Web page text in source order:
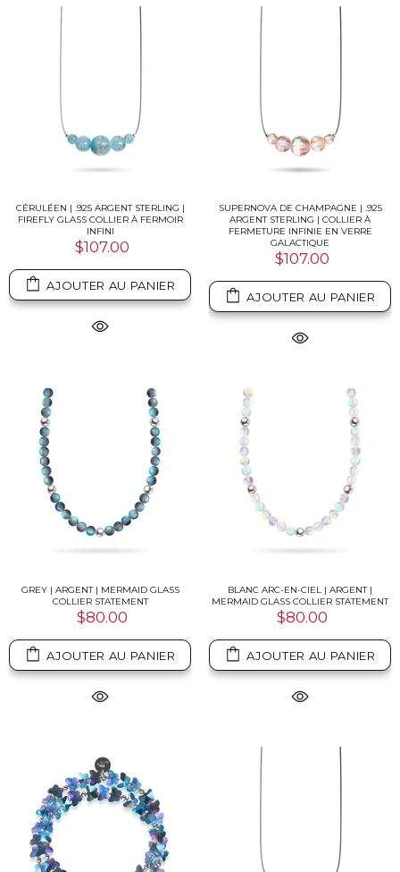
CÉRULÉEN | .925 ARGENT STERLING |
FIREFLY GLASS COLLIER À FERMOIR
INFINI
$107.00
AJOUTER AU PANIER
SUPERNOVA DE CHAMPAGNE | .925
ARGENT STERLING | COLLIER À
FERMETURE INFINIE EN VERRE
GALACTIQUE
$107.00
AJOUTER AU PANIER
GREY | ARGENT | MERMAID GLASS
COLLIER STATEMENT
$80.00
AJOUTER AU PANIER
BLANC ARC-EN-CIEL | ARGENT |
MERMAID GLASS COLLIER STATEMENT
$80.00
AJOUTER AU PANIER